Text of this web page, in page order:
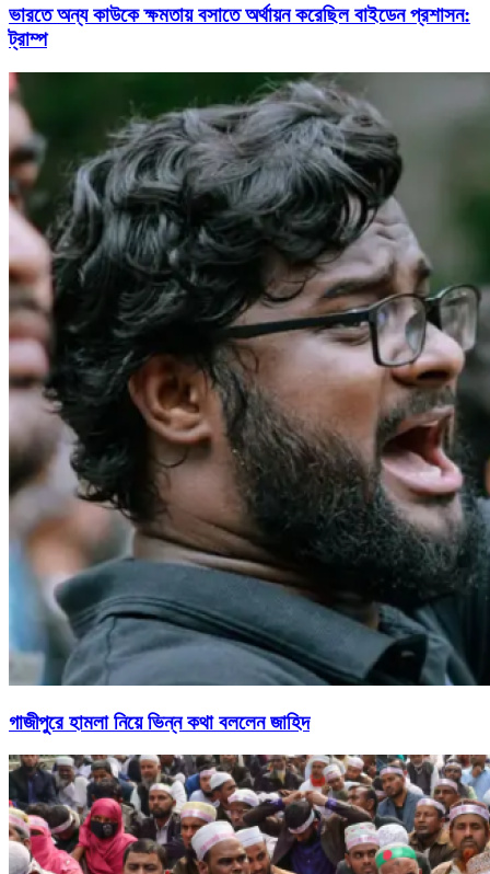
ভারতে অন্য কাউকে ক্ষমতায় বসাতে অর্থায়ন করেছিল বাইডেন প্রশাসন:
ট্রাম্প
গাজীপুরে হামলা নিয়ে ভিন্ন কথা বললেন জাহিদ